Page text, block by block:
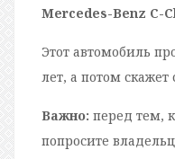
Mercedes-Benz C-
Этот автомобиль
лет, а потом
Важно: перед тем,
попросите